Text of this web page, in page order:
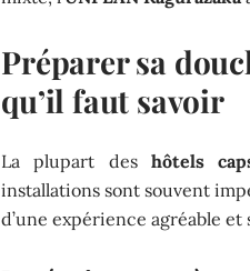
Préparer sa
qu’il faut savoir
La plupart des hôtels
installations sont souvent
d’une expérience agréable et